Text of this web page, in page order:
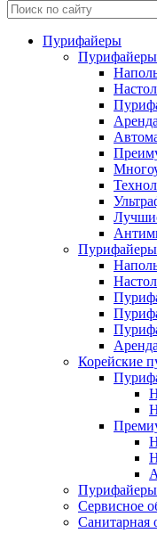
Пурифайеры
Пурифайеры
Корейские
Пурифайеры
Сервисное
Санитарная